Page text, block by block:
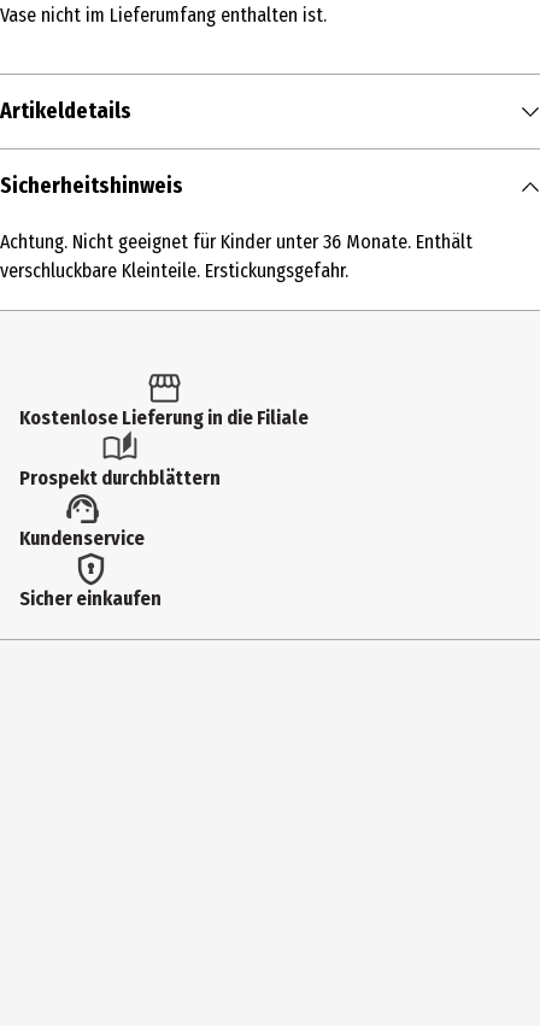
Vase nicht im Lieferumfang enthalten ist.
Artikeldetails
Inhalt
Produkttyp
Altersempfehlung bis
Artikelnummer des Herstellers
30701
Lieferumfang
Sicherheitshinweis
Achtung. Nicht geeignet für Kinder unter 36 Monate. Enthält
verschluckbare Kleinteile. Erstickungsgefahr.
Kostenlose Lieferung in die Filiale
Prospekt durchblättern
Kundenservice
Sicher einkaufen